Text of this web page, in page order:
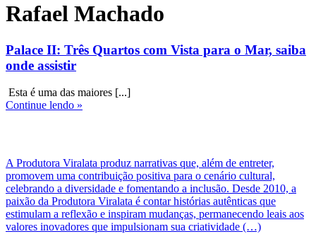
Rafael Machado
Palace II: Três Quartos com Vista para o Mar, saiba
onde assistir
Esta é uma das maiores [...]
Continue lendo »
A Produtora Viralata produz narrativas que, além de entreter,
promovem uma contribuição positiva para o cenário cultural,
celebrando a diversidade e fomentando a inclusão. Desde 2010, a
paixão da Produtora Viralata é contar histórias autênticas que
estimulam a reflexão e inspiram mudanças, permanecendo leais aos
valores inovadores que impulsionam sua criatividade (…)